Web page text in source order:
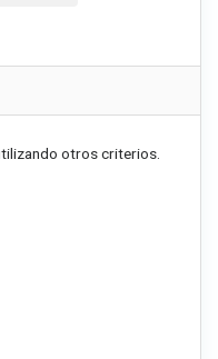
otros criterios.